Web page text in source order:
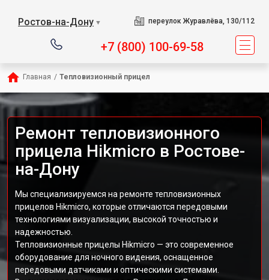
Ростов-на-Дону ▼ переулок Журавлёва, 130/112
+7 (800) 100-69-58
Главная / Тепловизионный прицел
Ремонт тепловизионного
прицела Hikmicro в Ростове-
на-Дону
Мы специализируемся на ремонте тепловизионных
прицелов Hikmicro, которые отличаются передовыми
технологиями визуализации, высокой точностью и
надежностью.
Тепловизионные прицелы Hikmicro — это современное
оборудование для ночного видения, оснащенное
передовыми датчиками и оптическими системами.